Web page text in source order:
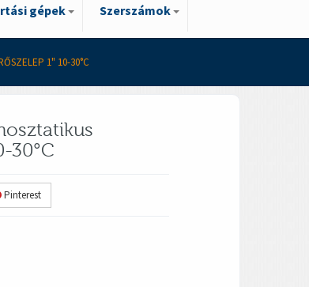
gépek Szerszámok
1" 10-30°C
30°C
Pinterest